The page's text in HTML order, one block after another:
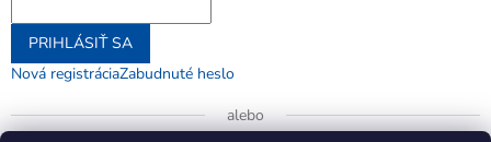
PRIHLÁSIŤ SA
Nová registráciaZabudnuté heslo
alebo